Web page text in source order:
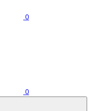
0
0